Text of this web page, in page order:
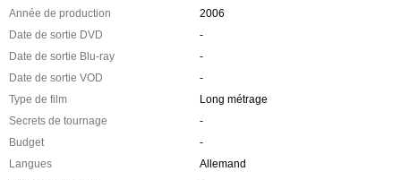
Année de production
2006
Date de sortie DVD
-
Date de sortie Blu-ray
-
Date de sortie VOD
-
Type de film
Long métrage
Secrets de tournage
-
Budget
-
Langues
Allemand